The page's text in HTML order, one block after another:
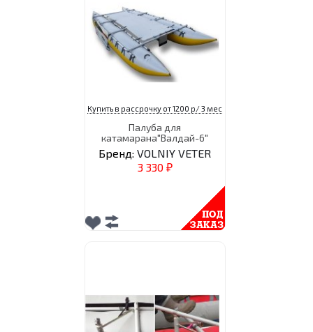
Купить в рассрочку от 1200 р/ 3 мес
Палуба для
катамарана"Валдай-6"
Бренд: VOLNIY VETER
3 330 ₽